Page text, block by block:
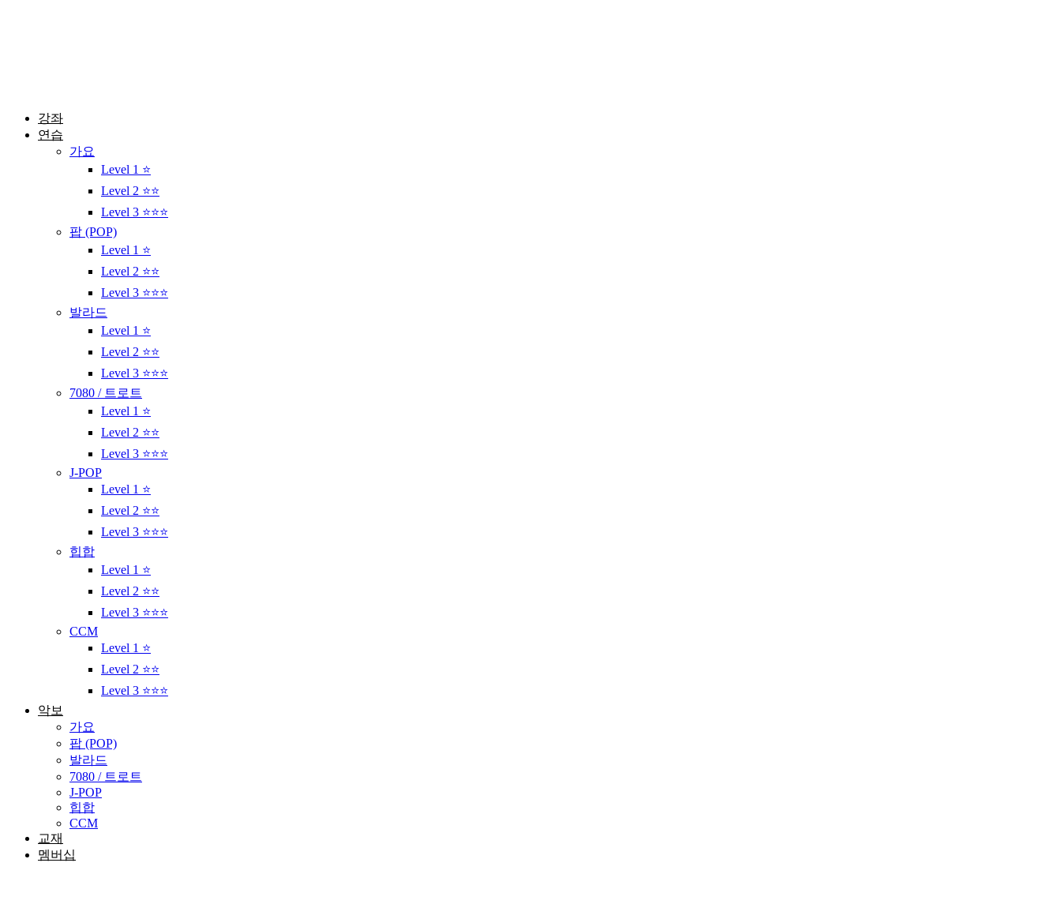
강좌
연습
가요
Level 1 ⭐
Level 2 ⭐⭐
Level 3 ⭐⭐⭐
팝 (POP)
Level 1 ⭐
Level 2 ⭐⭐
Level 3 ⭐⭐⭐
발라드
Level 1 ⭐
Level 2 ⭐⭐
Level 3 ⭐⭐⭐
7080 / 트로트
Level 1 ⭐
Level 2 ⭐⭐
Level 3 ⭐⭐⭐
J-POP
Level 1 ⭐
Level 2 ⭐⭐
Level 3 ⭐⭐⭐
힙합
Level 1 ⭐
Level 2 ⭐⭐
Level 3 ⭐⭐⭐
CCM
Level 1 ⭐
Level 2 ⭐⭐
Level 3 ⭐⭐⭐
악보
가요
팝 (POP)
발라드
7080 / 트로트
J-POP
힙합
CCM
교재
멤버십